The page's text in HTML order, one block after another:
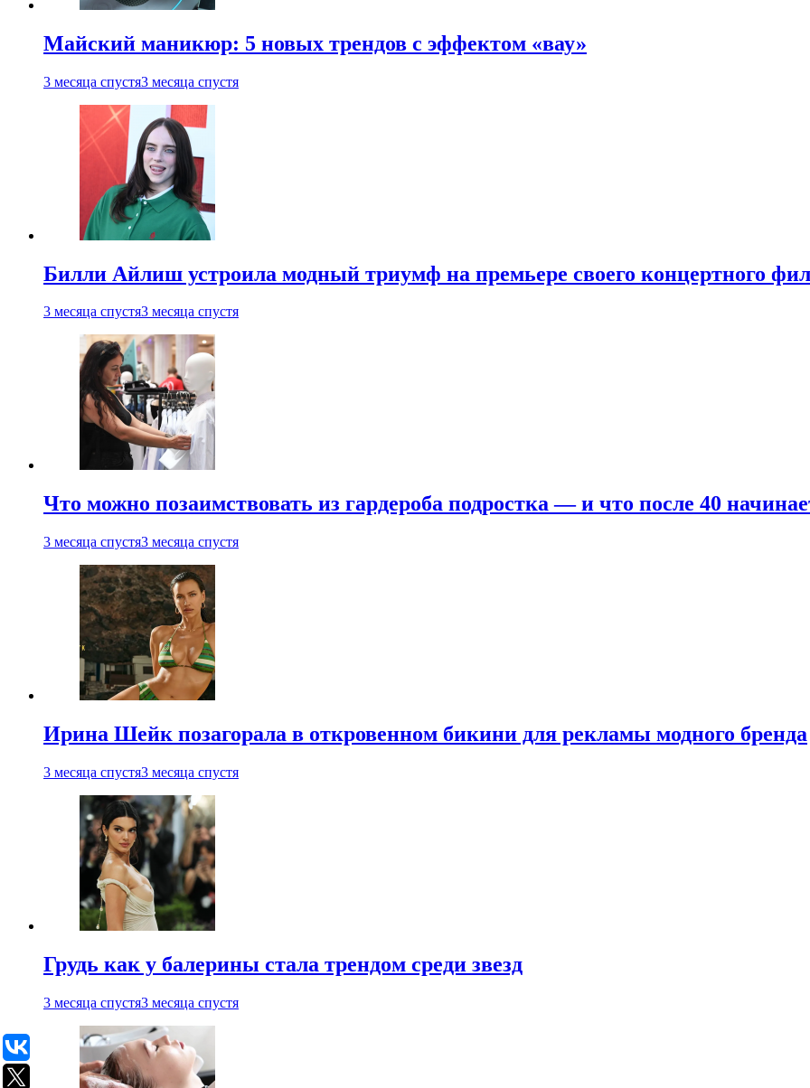
Майский маникюр: 5 новых трендов с эффектом «вау»
3 месяца спустя3 месяца спустя
Билли Айлиш устроила модный триумф на премьере своего концертного
3 месяца спустя3 месяца спустя
Что можно позаимствовать из гардероба подростка — и что после 40
3 месяца спустя3 месяца спустя
Ирина Шейк позагорала в откровенном бикини для рекламы модного бренда
3 месяца спустя3 месяца спустя
Грудь как у балерины стала трендом среди звезд
3 месяца спустя3 месяца спустя